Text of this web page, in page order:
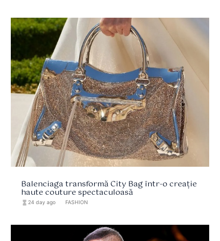
Balenciaga transformă City Bag într-o creație
haute couture spectaculoasă
hourglass_full 24 day ago FASHION